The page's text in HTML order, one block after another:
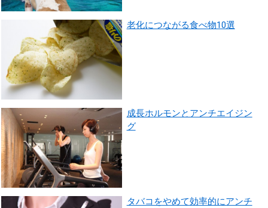
老化につながる食べ物10選
成長ホルモンとアンチエイジン
グ
タバコをやめて効率的にアンチ